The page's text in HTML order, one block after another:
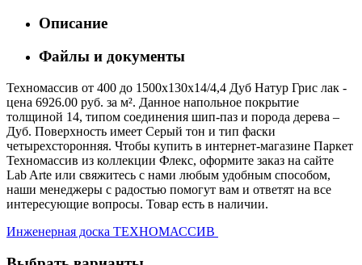
Описание
Файлы и документы
Техномассив от 400 до 1500х130х14/4,4 Дуб Натур Грис лак -
цена 6926.00 руб. за м². Данное напольное покрытие
толщиной 14, типом соединения шип-паз и порода дерева –
Дуб. Поверхность имеет Серый тон и тип фаски
четырехсторонняя. Чтобы купить в интернет-магазине Паркет
Техномассив из коллекции Флекс, оформите заказ на сайте
Lab Arte или свяжитесь с нами любым удобным способом,
наши менеджеры с радостью помогут вам и ответят на все
интересующие вопросы. Товар есть в наличии.
Инженерная доска ТЕХНОМАССИВ